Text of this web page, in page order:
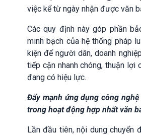
việc kể từ ngày nhận được văn
Các quy định này góp phần
minh bạch của hệ thống pháp
kiện để người dân, doanh
tiếp cận nhanh chóng, thuận lợi
đang có hiệu lực.
Đẩy mạnh ứng dụng công
trong hoạt động hợp nhất văn
Lần đầu tiên, nội dung chuyển